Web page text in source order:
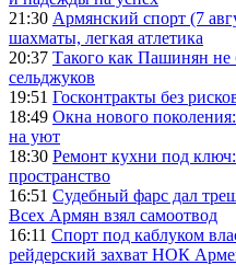
21:30 Армянский спорт (7
шахматы, легкая атлетика
20:37 Такого как Пашинян не
сельджуков
19:51 Госконтракты без
18:49 Окна нового
на уют
18:30 Ремонт кухни под
пространство
16:51 Судебный фарс дал
Всех Армян взял самоотвод
16:11 Спорт под каблуком
рейдерский захват НОК